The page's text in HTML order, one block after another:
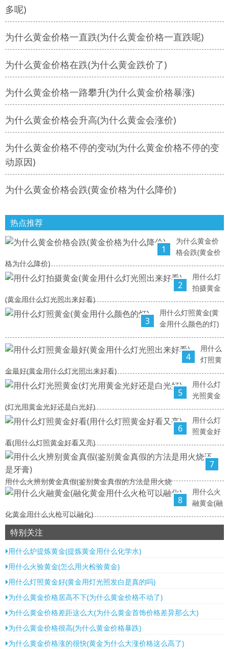
多呢)
为什么黄金价格一直跌(为什么黄金价格一直跌呢)
为什么黄金价格在跌(为什么黄金跌价了)
为什么黄金价格一路攀升(为什么黄金价格暴涨)
为什么黄金价格会升高(为什么黄金会涨价)
为什么黄金价格不停的变动(为什么黄金价格不停的变
动原因)
为什么黄金价格会跌(黄金价格为什么降价)
热点推荐
1
为什么黄金价
格会跌(黄金价
格为什么降价)
2
用什么灯
拍摄黄金
(黄金用什么灯光照出来好看)
3
用什么灯照黄金(黄
金用什么颜色的灯)
4
用什么
灯照黄
金最好(黄金用什么灯光照出来好看)
5
用什么灯
光照黄金
(灯光用黄金光好还是白光好)
6
用什么灯
照黄金好
看(用什么灯照黄金好看又亮)
7
用什么火辨别黄金真假(鉴别黄金真假的方法是用火烧
8
用什么火
融黄金(融
化黄金用什么火枪可以融化)
特别关注
用什么炉提炼黄金(提炼黄金用什么化学水)
用什么火验黄金(怎么用火检验黄金)
用什么灯照黄金好(黄金用灯光照发白是真的吗)
为什么黄金价格居高不下(为什么黄金价格不动了)
为什么黄金价格差距这么大(为什么黄金首饰价格差异那么大)
为什么黄金价格很高(为什么黄金价格暴跌)
为什么黄金价格涨的很快(黄金为什么大涨价格这么高了)